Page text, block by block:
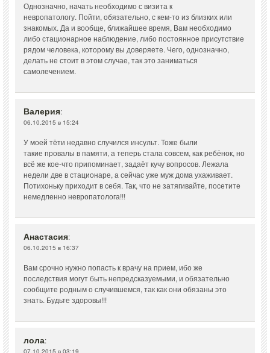
Однозначно, начать необходимо с визита к
невропатологу. Пойти, обязательно, с кем-то из близких или
знакомых. Да и вообще, ближайшее время, Вам необходимо
либо стационарное наблюдение, либо постоянное присутствие
рядом человека, которому вы доверяете. Чего, однозначно,
делать не стоит в этом случае, так это заниматься
самолечением.
Валерия:
06.10.2015 в 15:24
У моей тёти недавно случился инсульт. Тоже были
такие провалы в памяти, а теперь стала совсем, как ребёнок, но
всё же кое-что припоминает, задаёт кучу вопросов. Лежала
недели две в стационаре, а сейчас уже муж дома ухаживает.
Потихоньку приходит в себя. Так, что не затягивайте, посетите
немедленно невропатолога!!!
Анастасия:
06.10.2015 в 16:37
Вам срочно нужно попасть к врачу на прием, ибо же
последствия могут быть непредсказуемыми, и обязательно
сообщите родным о случившемся, так как они обязаны это
знать. Будьте здоровы!!!
лола:
07.10.2015 в 03:19